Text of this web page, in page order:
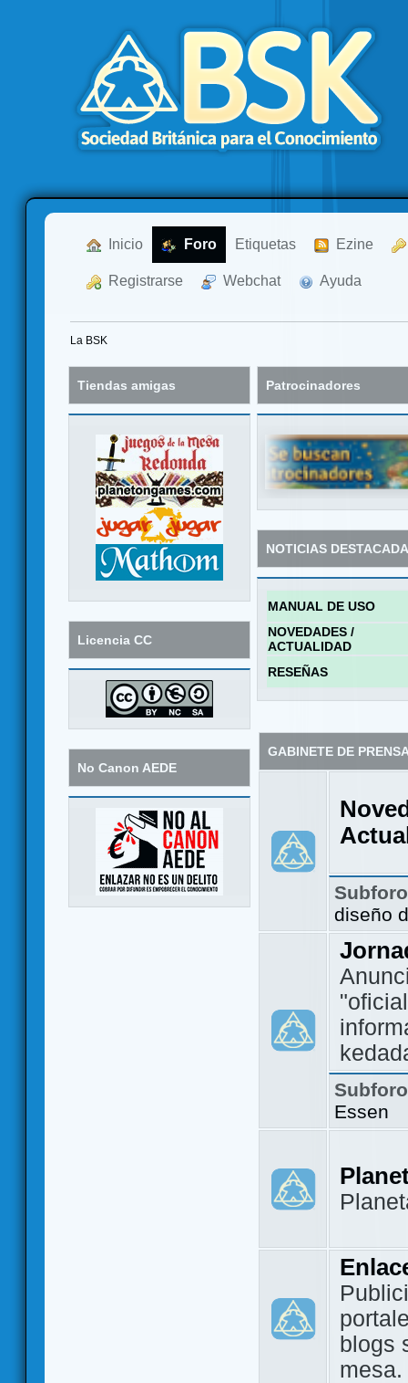
Inicio Foro Etiquetas Ezine
Registrarse Webchat Ayuda
La BSK
Tiendas amigas
Licencia CC
No Canon AEDE
Patrocinadores
NOTICIAS
MANUAL DE USO
NOVEDADES /
ACTUALIDAD
RESEÑAS
GABINETE DE
diseño
Essen
blogs
mesa.